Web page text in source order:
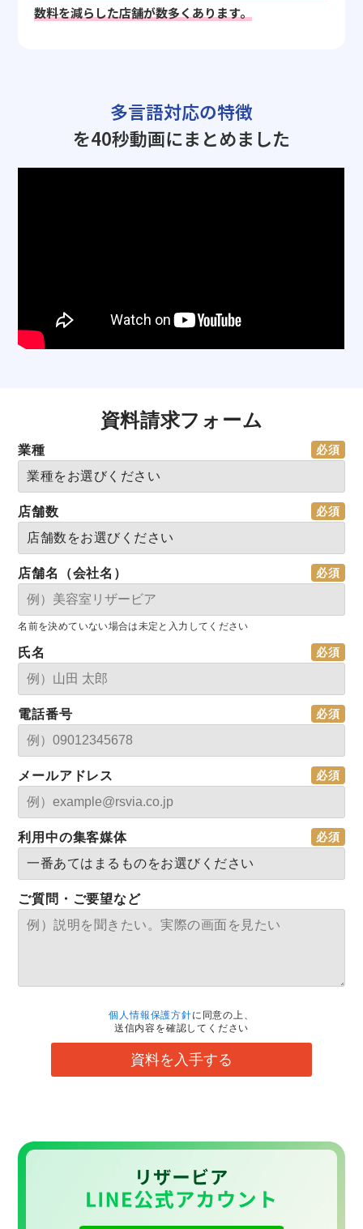
数料を減らした店舗が数多くあります。
多言語対応の特徴
を40秒動画にまとめました
資料請求フォーム
業種
店舗数
店舗名（会社名）
名前を決めていない場合は未定と入力してください
氏名
電話番号
メールアドレス
利用中の集客媒体
ご質問・ご要望など
個人情報保護方針に同意の上、
送信内容を確認してください
資料を入手する